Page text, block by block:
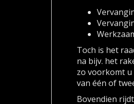
Toch is het
na bijv. het
zo voorkomt
van één of
Bovendien